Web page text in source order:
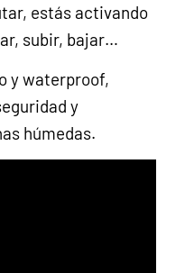
estás activando
subir, bajar…
y waterproof,
y
húmedas.